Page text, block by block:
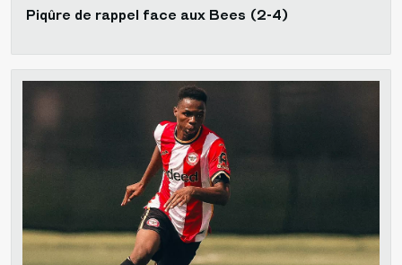
Piqûre de rappel face aux Bees (2-4)